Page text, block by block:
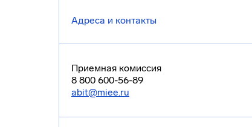
Адреса и контакты
Приемная комиссия
8 800 600-56-89
abit@miee.ru